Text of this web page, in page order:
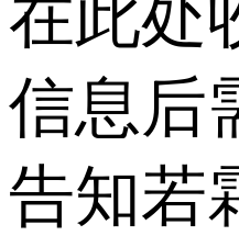
在此处
信息后
告知若